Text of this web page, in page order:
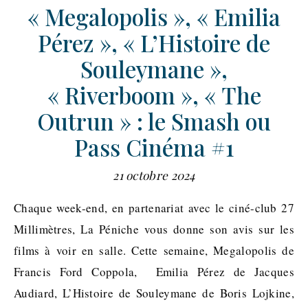
« Megalopolis », « Emilia
Pérez », « L’Histoire de
Souleymane »,
« Riverboom », « The
Outrun » : le Smash ou
Pass Cinéma #1
21 octobre 2024
Chaque week-end, en partenariat avec le ciné-club 27
Millimètres, La Péniche vous donne son avis sur les
films à voir en salle. Cette semaine, Megalopolis de
Francis Ford Coppola, Emilia Pérez de Jacques
Audiard, L’Histoire de Souleymane de Boris Lojkine,